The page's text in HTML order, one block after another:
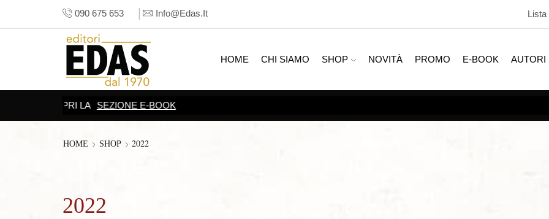
090 675 653 Info@edas.it Lista
HOME CHI SIAMO SHOP NOVITÀ PROMO E-BOOK AUTORI
HOME SHOP 2022
2022